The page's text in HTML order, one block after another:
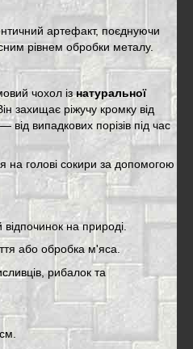
артефакт, поєднуючи
рівнем обробки металу.
чохол ізнатуральної
захищає ріжучу кромку від
випадкових порізів під час
на голові сокири за допомогою
відпочинок на природі.
або обробка м'яса.
рибалок та